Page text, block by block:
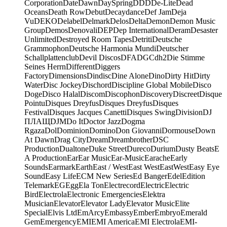
CorporationDateDawnDaySpringDDDDe-LiteDead
OceansDeath RowDebutDecaydanceDef JamDeja
VuDEKODelabelDelmarkDelosDeltaDemonDemon Music
GroupDemosDenovaliDEPDep InternationalDeramDesaster
UnlimitedDestroyed Room TapesDetritiDeutsche
GrammophonDeutsche Harmonia MundiDeutscher
SchallplattenclubDevil DiscosDFADGCdh2Die Stimme
Seines HerrnDifferentDiggers
FactoryDimensionsDindiscDine AloneDinoDirty HitDirty
WaterDisc JockeyDischordDiscipline Global MobileDisco
DogeDisco HalalDiscomDiscophonDiscoveryDiscreetDisque
PointuDisques DreyfusDisques DreyfusDisques
FestivalDisques Jacques CanettiDisques SwingDivisionDJ
ПЛАЩDJMDo ItDoctor JazzDogma
RgazaDolDominionDominoDon GiovanniDormouseDown
At DawnDrag CityDreamDreambrotherDSC
ProductionDualtoneDuke StreetDurecoDuriumDusty BeatsE
A ProductionEarEar MusicEar-MusicEaracheEarly
SoundsEarmarkEarthEast / WestEast WestEastWestEasy Eye
SoundEasy LifeECM New SeriesEd BangerEdelEdition
TelemarkEGEggEla TonElectrecordElectricElectric
BirdElectrolaElectronic EmergenciesElektra
MusicianElevatorElevator LadyElevator MusicElite
SpecialElvis LtdEmArcyEmbassyEmberEmbryoEmerald
GemEmergencyEMIEMI AmericaEMI ElectrolaEMI-